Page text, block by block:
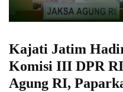
Kajati Jatim
Komisi III DPR
Agung RI,